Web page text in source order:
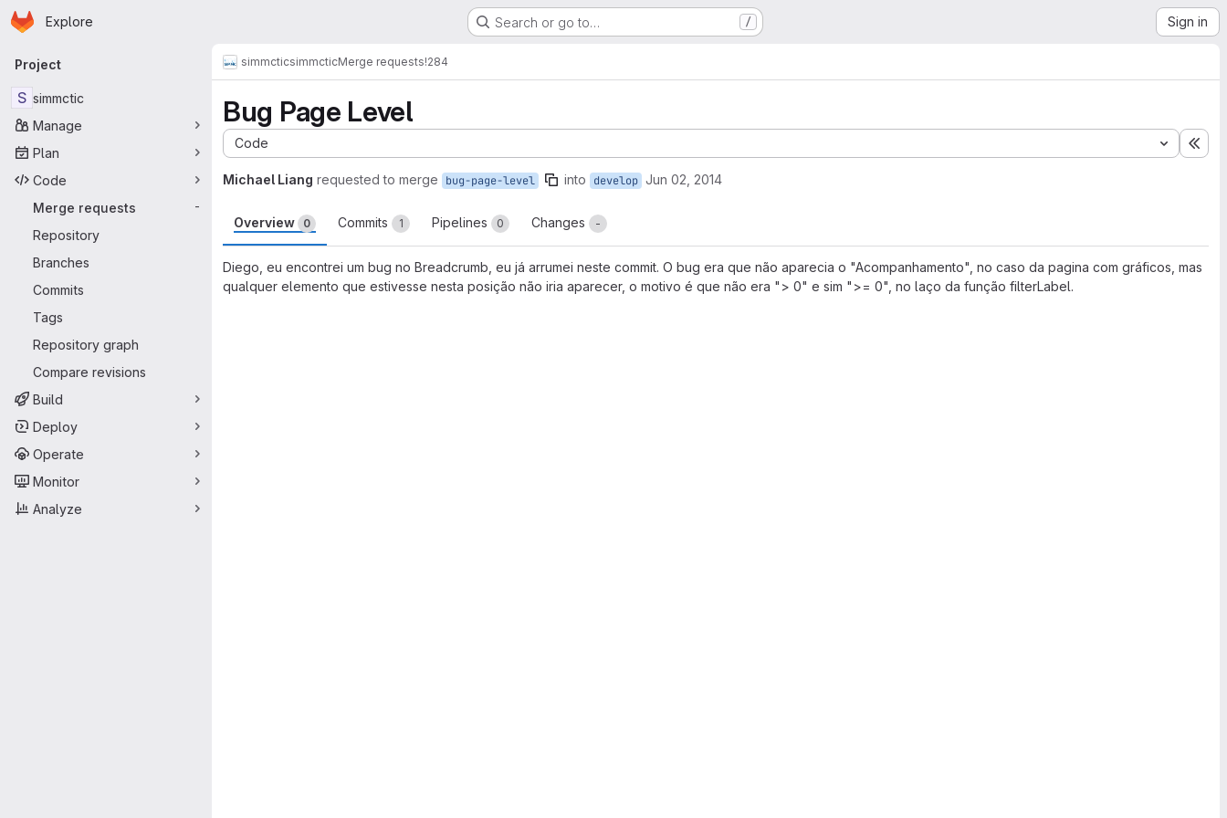
Skip to main content
Homepage
Explore Search or go to… / Sign in
Primary navigation
Project
S simmctic
Manage
Plan
Code
Merge requests
-
Repository
Branches
Commits
Tags
Repository graph
Compare revisions
Build
Deploy
Operate
Monitor
Analyze
simmcticsimmcticMerge requests!284
Bug Page Level
Code
Michael Liang requested to merge bug-page-level into develop Jun 02, 2014
Overview 0 Commits 1 Pipelines 0 Changes -
Diego, eu encontrei um bug no Breadcrumb, eu já arrumei neste commit. O bug era que não aparecia o "Acompanhamento", no caso da pagina com gráficos, mas
qualquer elemento que estivesse nesta posição não iria aparecer, o motivo é que não era "> 0" e sim ">= 0", no laço da função filterLabel.